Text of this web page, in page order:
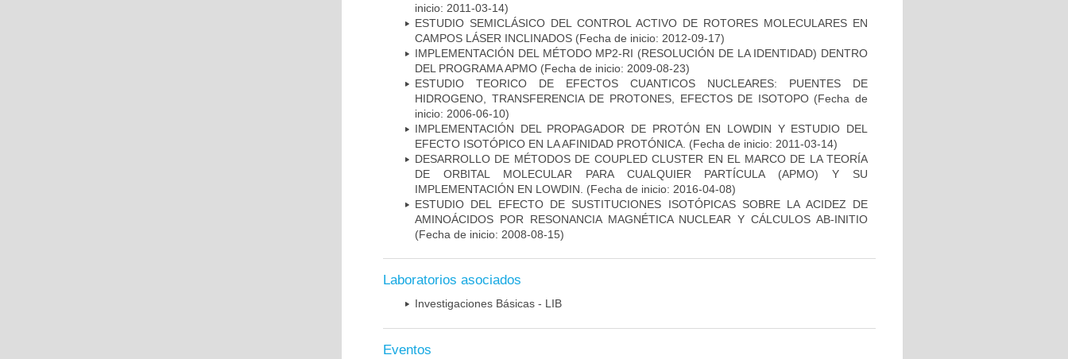
inicio: 2011-03-14)
ESTUDIO SEMICLÁSICO DEL CONTROL ACTIVO DE ROTORES MOLECULARES EN
CAMPOS LÁSER INCLINADOS (Fecha de inicio: 2012-09-17)
IMPLEMENTACIÓN DEL MÉTODO MP2-RI (RESOLUCIÓN DE LA IDENTIDAD) DENTRO
DEL PROGRAMA APMO (Fecha de inicio: 2009-08-23)
ESTUDIO TEORICO DE EFECTOS CUANTICOS NUCLEARES: PUENTES DE
HIDROGENO, TRANSFERENCIA DE PROTONES, EFECTOS DE ISOTOPO (Fecha de
inicio: 2006-06-10)
IMPLEMENTACIÓN DEL PROPAGADOR DE PROTÓN EN LOWDIN Y ESTUDIO DEL
EFECTO ISOTÓPICO EN LA AFINIDAD PROTÓNICA. (Fecha de inicio: 2011-03-14)
DESARROLLO DE MÉTODOS DE COUPLED CLUSTER EN EL MARCO DE LA TEORÍA
DE ORBITAL MOLECULAR PARA CUALQUIER PARTÍCULA (APMO) Y SU
IMPLEMENTACIÓN EN LOWDIN.
(Fecha de inicio: 2016-04-08)
ESTUDIO DEL EFECTO DE SUSTITUCIONES ISOTÓPICAS SOBRE LA ACIDEZ DE
AMINOÁCIDOS POR RESONANCIA MAGNÉTICA NUCLEAR Y CÁLCULOS AB-INITIO
(Fecha de inicio: 2008-08-15)
Laboratorios asociados
Investigaciones Básicas - LIB
Eventos